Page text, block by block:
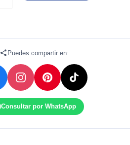
Puedes compartir en:
Consultar por WhatsApp